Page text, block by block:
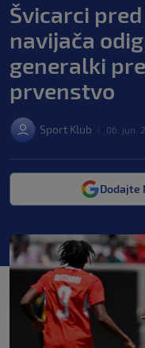
Švicarci
navijača
generalki
prvenstvo
Sport Klub 06. jun.
Dodajte